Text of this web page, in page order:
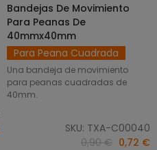
SELECCIONAR OPCIONES
Bandejas De Movimiento
Para Peanas De
40mmx40mm
Para Peana Cuadrada
Una bandeja de movimiento
para peanas cuadradas de
40mm.
SKU: TXA-C00040
0,90 € 0,72 €